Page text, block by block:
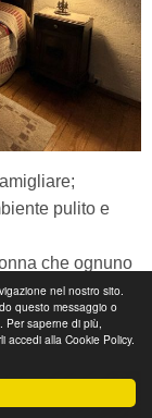
nel nostro sito.
questo messaggio o
Per saperne di più,
accedi alla Cookie Policy.
pulito e
che ognuno